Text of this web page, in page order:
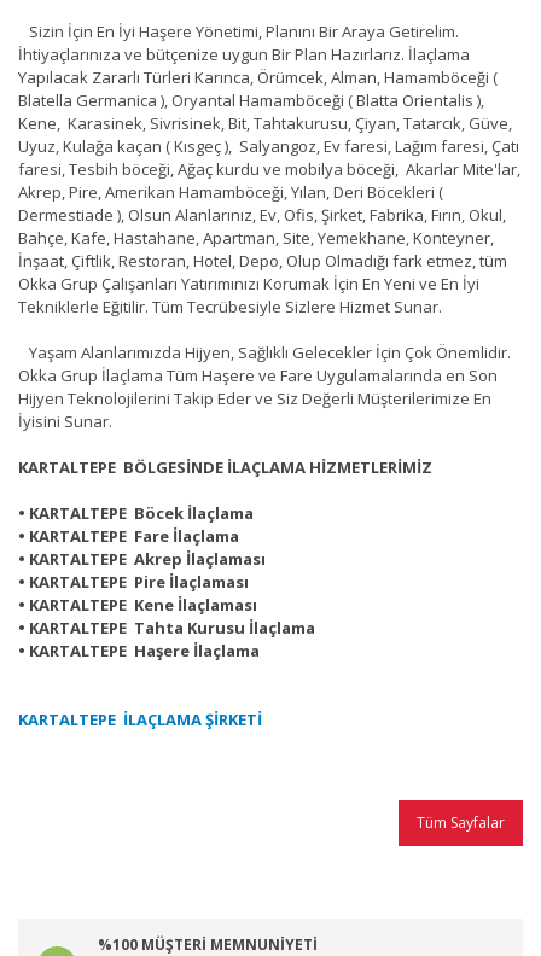
Sizin İçin En İyi Haşere Yönetimi, Planını Bir Araya Getirelim.
İhtiyaçlarınıza ve bütçenize uygun Bir Plan Hazırlarız. İlaçlama
Yapılacak Zararlı Türleri Karınca, Örümcek, Alman, Hamamböceği (
Blatella Germanica ), Oryantal Hamamböceği ( Blatta Orientalis ),
Kene, Karasinek, Sivrisinek, Bit, Tahtakurusu, Çiyan, Tatarcık, Güve,
Uyuz, Kulağa kaçan ( Kısgeç ), Salyangoz, Ev faresi, Lağım faresi, Çatı
faresi, Tesbih böceği, Ağaç kurdu ve mobilya böceği, Akarlar Mite'lar,
Akrep, Pire, Amerikan Hamamböceği, Yılan, Deri Böcekleri (
Dermestiade ), Olsun Alanlarınız, Ev, Ofis, Şirket, Fabrika, Fırın, Okul,
Bahçe, Kafe, Hastahane, Apartman, Site, Yemekhane, Konteyner,
İnşaat, Çiftlik, Restoran, Hotel, Depo, Olup Olmadığı fark etmez, tüm
Okka Grup Çalışanları Yatırımınızı Korumak İçin En Yeni ve En İyi
Tekniklerle Eğitilir. Tüm Tecrübesiyle Sizlere Hizmet Sunar.
Yaşam Alanlarımızda Hijyen, Sağlıklı Gelecekler İçin Çok Önemlidir.
Okka Grup İlaçlama Tüm Haşere ve Fare Uygulamalarında en Son
Hijyen Teknolojilerini Takip Eder ve Siz Değerli Müşterilerimize En
İyisini Sunar.
KARTALTEPE BÖLGESİNDE İLAÇLAMA HİZMETLERİMİZ
• KARTALTEPE Böcek İlaçlama
• KARTALTEPE Fare İlaçlama
• KARTALTEPE Akrep İlaçlaması
• KARTALTEPE Pire İlaçlaması
• KARTALTEPE Kene İlaçlaması
• KARTALTEPE Tahta Kurusu İlaçlama
• KARTALTEPE Haşere İlaçlama
KARTALTEPE İLAÇLAMA ŞİRKETİ
Tüm Sayfalar
%100 MÜŞTERİ MEMNUNİYETİ